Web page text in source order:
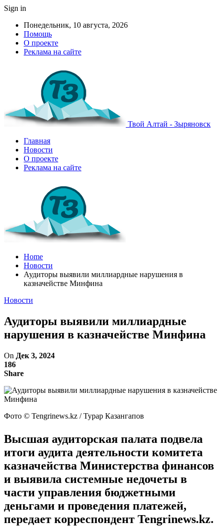
Sign in
Понедельник, 10 августа, 2026
Помощь
О проекте
Реклама на сайте
Твой Алтай - Зыряновск
Главная
Новости
О проекте
Реклама на сайте
Home
Новости
Аудиторы выявили миллиардные нарушения в
казначействе Минфина
Новости
Аудиторы выявили миллиардные
нарушения в казначействе Минфина
On Дек 3, 2024
186
Share
Фото ©️ Tengrinews.kz / Турар Казангапов
Высшая аудиторская палата подвела
итоги аудита деятельности комитета
казначейства Министерства финансов
и выявила системные недочеты в
части управления бюджетными
деньгами и проведения платежей,
передает корреспондент Tengrinews.kz.